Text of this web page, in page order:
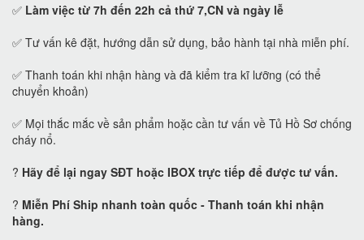
✅ Làm việc từ 7h đến 22h cả thứ 7,CN và ngày lễ
✅ Tư vấn kê đặt, hướng dẫn sử dụng, bảo hành tại nhà miễn phí.
✅ Thanh toán khi nhận hàng và đã kiểm tra kĩ lưỡng (có thể
chuyển khoản)
✅ Mọi thắc mắc về sản phẩm hoặc cần tư vấn về Tủ Hồ Sơ chống
cháy nổ.
? Hãy để lại ngay SĐT hoặc IBOX trực tiếp để được tư vấn.
? Miễn Phí Ship nhanh toàn quốc - Thanh toán khi nhận
hàng.